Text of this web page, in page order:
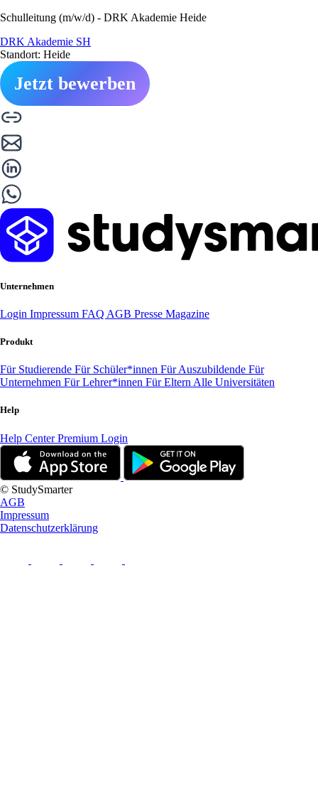
Schulleitung (m/w/d) - DRK Akademie Heide
DRK Akademie SH
Standort: Heide
Jetzt bewerben
Unternehmen
Login Impressum FAQ AGB Presse Magazine
Produkt
Für Studierende Für Schüler*innen Für Auszubildende Für
Unternehmen Für Lehrer*innen Für Eltern Alle Universitäten
Help
Help CenterPremium Login
© StudySmarter
AGB
Impressum
Datenschutzerklärung